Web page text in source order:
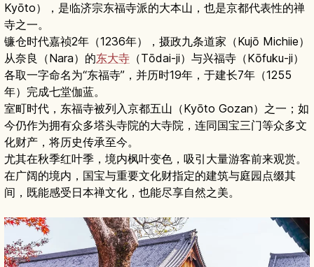
Kyōto），是临济宗东福寺派的大本山，也是京都代表性的禅
寺之一。
镰仓时代嘉祯2年（1236年），摄政九条道家（Kujō Michiie）
从奈良（Nara）的东大寺 （Tōdai-ji）与兴福寺（Kōfuku-ji）
各取一字命名为“东福寺”，并历时19年，于建长7年（1255
年）完成七堂伽蓝。
室町时代，东福寺被列入京都五山（Kyōto Gozan）之一；如
今仍作为拥有众多塔头寺院的大寺院，连同国宝三门等众多文
化财产，将历史传承至今。
尤其在秋季红叶季，境内枫叶变色，吸引大量游客前来观赏。
在广阔的境内，国宝与重要文化财指定的建筑与庭园点缀其
间，既能感受日本禅文化，也能尽享自然之美。